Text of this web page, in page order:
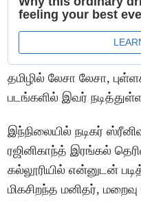
தமிழில் லேசா லேசா,
படங்களில் இவர்
இந்நிலையில் நடிகர்
ரஜினிகாந்த் இரங்கல்
கல்லூரியில் என்னுடன்
மிகசிறந்த மனிதர்,